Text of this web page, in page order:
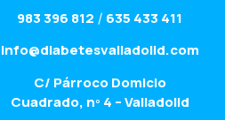
983 396 812 / 635 433 411
info@diabetesvalladolid.com
C/ Párroco Domicio
Cuadrado, nº 4 – Valladolid